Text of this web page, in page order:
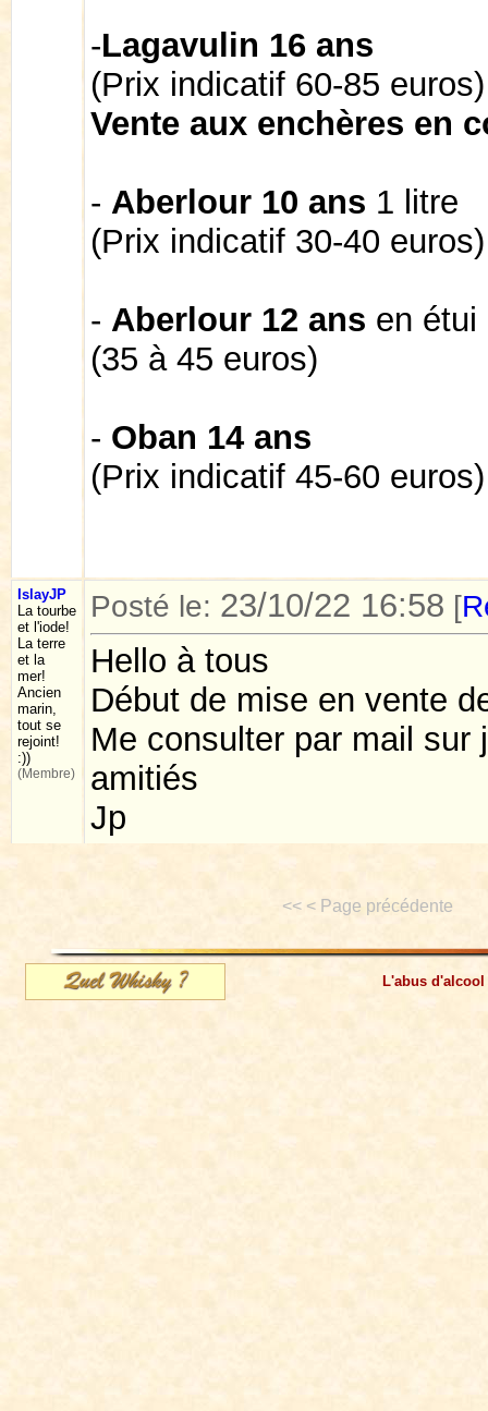
-Lagavulin 16 ans
(Prix indicatif 60-85 euros)
Vente aux enchères en
- Aberlour 10 ans 1 litre
(Prix indicatif 30-40 euros)
- Aberlour 12 ans en étui
(35 à 45 euros)
- Oban 14 ans
(Prix indicatif 45-60 euros)
IslayJP
La tourbe
et l'iode!
La terre
et la
mer!
Ancien
marin,
tout se
rejoint!
:))
(Membre)
Posté le: 23/10/22 16:58 [
Hello à tous
Début de mise en vente
Me consulter par mail
amitiés
Jp
<< < Page précédente
L'abus